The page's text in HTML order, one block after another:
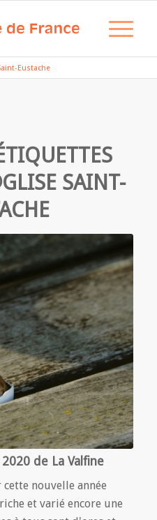
Eustache
SAINT-
de La Valfine
nouvelle année
et varié encore une